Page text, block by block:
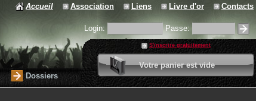
Accueil Association Liens Livre d'or Contacts
Login: Passe:
S'inscrire gratuitement
Votre panier est vide
0 article
Valider votre panier
Dossiers